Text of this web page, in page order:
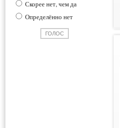
Скорее нет, чем да
Определённо нет